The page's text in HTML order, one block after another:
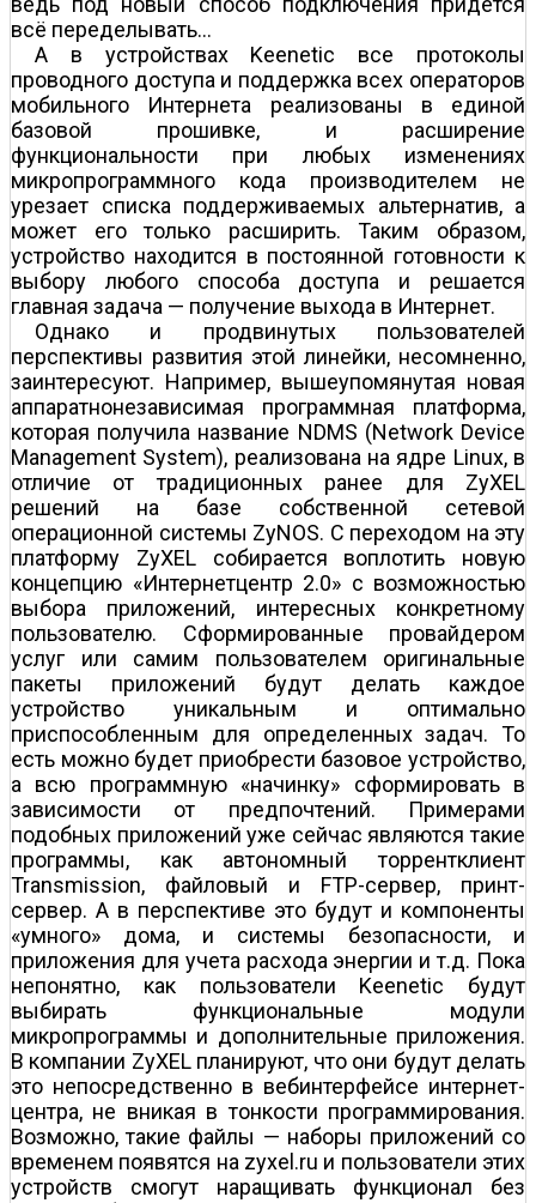
всё переделывать…
А в устройствах Keenetic все протоколы
проводного доступа и поддержка всех операторов
мобильного Интернета реализованы в единой
базовой прошивке, и расширение
функциональности при любых изменениях
микропрограммного кода производителем не
урезает списка поддерживаемых альтернатив, а
может его только расширить. Таким образом,
устройство находится в постоянной готовности к
выбору любого способа доступа и решается
главная задача — получение выхода в Интернет.
Однако и продвинутых пользователей
перспективы развития этой линейки, несомненно,
заинтересуют. Например, вышеупомянутая новая
аппаратно­независимая программная платформа,
которая получила название NDMS (Network Device
Management System), реализована на ядре Linux, в
отличие от традиционных ранее для ZyXEL
решений на базе собственной сетевой
операционной системы ZyNOS. С переходом на эту
платформу ZyXEL собирается воплотить новую
концепцию «Интернет­центр 2.0» с возможностью
выбора приложений, интересных конкретному
пользователю. Сформированные провайдером
услуг или самим пользователем оригинальные
пакеты приложений будут делать каждое
устройство уникальным и оптимально
приспособленным для определенных задач. То
есть можно будет приобрести базовое устройство,
а всю программную «начинку» сформировать в
зависимости от предпоч­тений. Примерами
подобных приложений уже сейчас являются такие
программы, как автономный торрент­клиент
Transmission, файловый и FTP-сервер, принт­
сервер. А в перспективе это будут и компоненты
«умного» дома, и системы безопасности, и
приложения для учета расхода энергии и т.д. Пока
непонятно, как пользователи Keenetic будут
выбирать функциональные модули
микропрограммы и дополнительные приложения.
В компании ZyXEL планируют, что они будут делать
это непосредственно в веб­интерфейсе интернет-
центра, не вникая в тонкости программирования.
Возможно, такие файлы — наборы приложений со
временем появятся на zyxel.ru и пользователи этих
устройств смогут наращивать функционал без